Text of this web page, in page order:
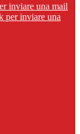
inviare una mail
per inviare una